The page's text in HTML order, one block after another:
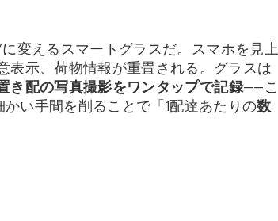
変えるスマートグラスだ。スマホを見上
表示、荷物情報が重畳される。グラスは
き配の写真撮影をワンタップで記録——こ
い手間を削ることで「1配達あたりの数